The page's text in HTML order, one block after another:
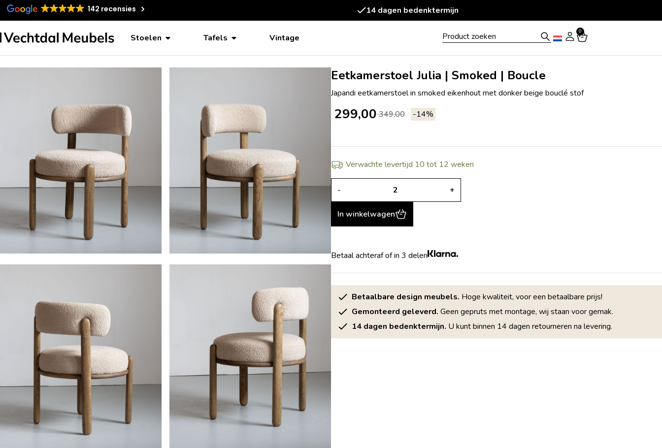
142 recensies 14 dagen bedenktermijn
Stoelen Tafels Vintage
0
Eetkamerstoel Julia | Smoked | Boucle
Japandi eetkamerstoel in smoked eikenhout met donker beige bouclé stof
-14%
349,00
299,00
Verwachte levertijd 10 tot 12 weken
- +
In winkelwagen
Betaal achteraf of in 3 delen
Betaalbare design meubels. Hoge kwaliteit, voor een betaalbare prijs!
Gemonteerd geleverd. Geen gepruts met montage, wij staan voor gemak.
14 dagen bedenktermijn. U kunt binnen 14 dagen retourneren na levering.